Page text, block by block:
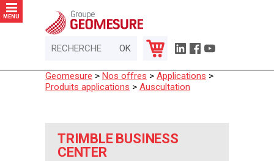
MENU
Geomesure > Nos offres > Applications >
Produits applications > Auscultation
TRIMBLE BUSINESS
CENTER
Panneau de gestion des cookies